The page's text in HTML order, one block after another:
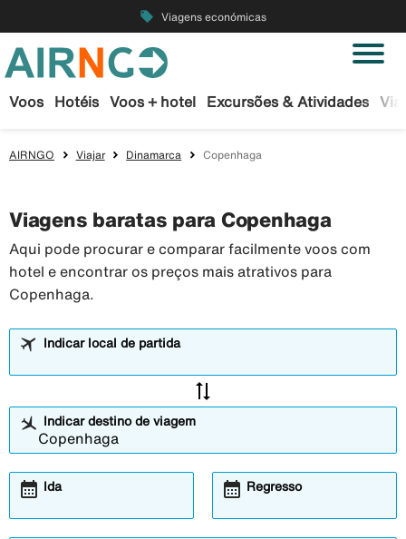
local_offer Viagens económicas
Voos Hotéis Voos + hotel Excursões & Atividades
AIRNGO Viajar Dinamarca Copenhaga
Viagens baratas para Copenhaga
Aqui pode procurar e comparar facilmente voos com
hotel e encontrar os preços mais atrativos para
Copenhaga.
Indicar local de partida
sync_alt
Indicar destino de viagem
Ida
calendar_month Regresso
calendar_month